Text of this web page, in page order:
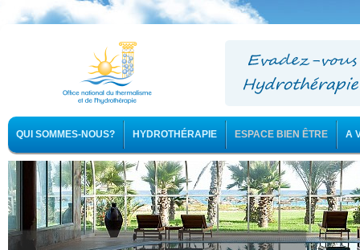
QUI SOMMES-NOUS? HYDROTHÉRAPIE ESPACE BIEN ÊTRE A